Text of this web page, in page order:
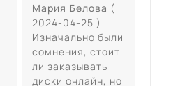
Мария Белова (
2024-04-25 )
Изначально были
сомнения, стоит
ли заказывать
диски онлайн, но